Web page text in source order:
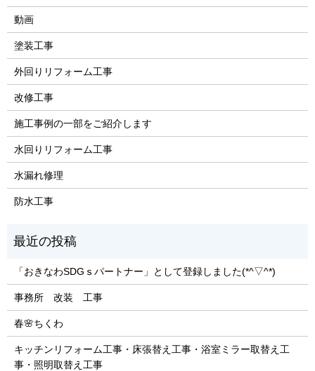
動画
塗装工事
外回りリフォーム工事
改修工事
施工事例の一部をご紹介します
水回りリフォーム工事
水漏れ修理
防水工事
「おきなわSDGｓパートナー」として登録しました(*^▽^*)
事務所 改装 工事
春🌸ちくわ
キッチンリフォーム工事・床張替え工事・浴室ミラー取替え工
事・照明取替え工事